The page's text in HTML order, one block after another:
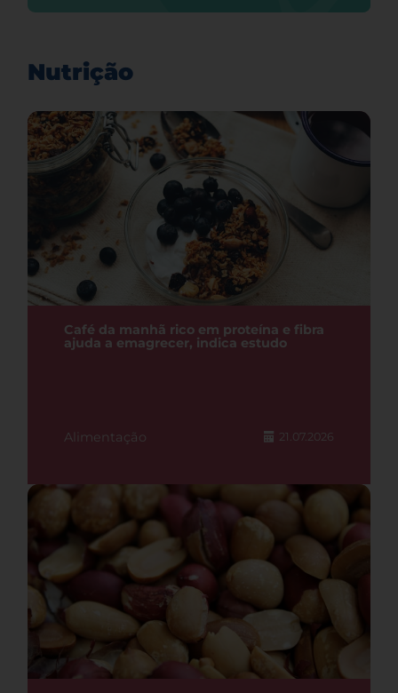
Nutrição
Café da manhã rico em proteína e fibra
ajuda a emagrecer, indica estudo
Alimentação 21.07.2026